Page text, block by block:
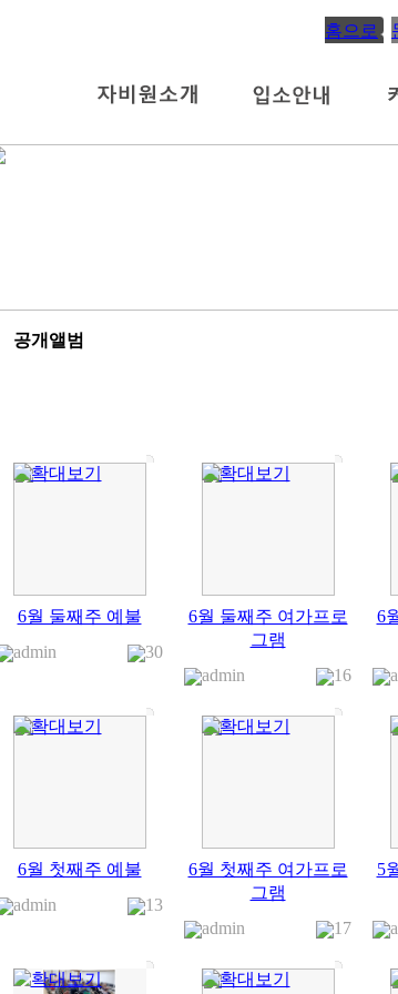
홈으로
공개앨범
6월 둘째주 예불
admin
30
6월 둘째주 여가프로
그램
admin
16
6
6월 첫째주 예불
admin
13
6월 첫째주 여가프로
그램
admin
17
5